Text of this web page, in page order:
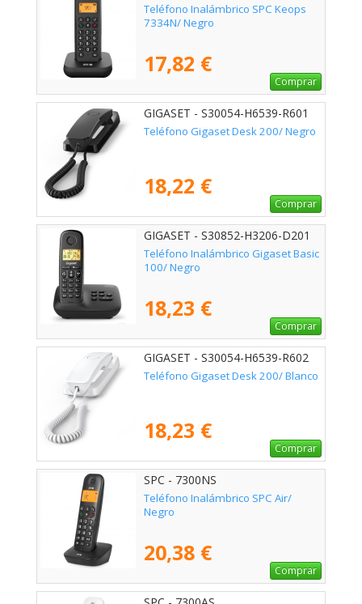
Teléfono Inalámbrico SPC Keops
7334N/ Negro
17,82 €
Comprar
GIGASET - S30054-H6539-R601
Teléfono Gigaset Desk 200/ Negro
18,22 €
Comprar
GIGASET - S30852-H3206-D201
Teléfono Inalámbrico Gigaset Basic
100/ Negro
18,23 €
Comprar
GIGASET - S30054-H6539-R602
Teléfono Gigaset Desk 200/ Blanco
18,23 €
Comprar
SPC - 7300NS
Teléfono Inalámbrico SPC Air/
Negro
20,38 €
Comprar